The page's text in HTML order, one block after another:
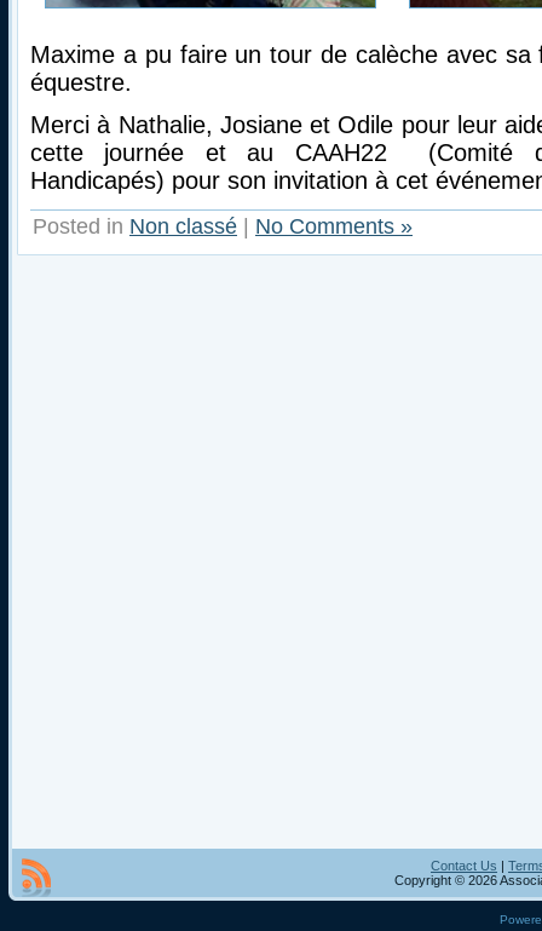
Maxime a pu faire un tour de calèche avec sa
équestre.
Merci à Nathalie, Josiane et Odile pour leur
cette journée et au CAAH22 (Comité
Handicapés) pour son invitation à cet
Posted in Non classé | No Comments »
Contact Us |
Copyright © 2026